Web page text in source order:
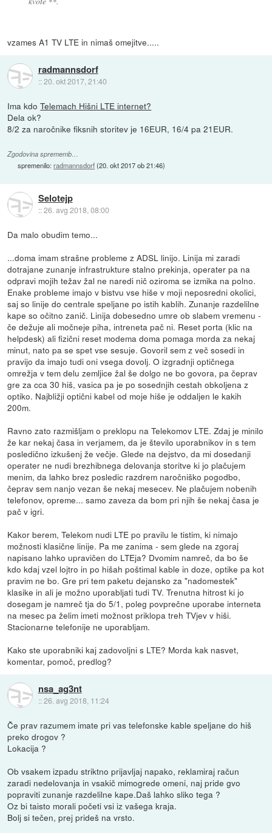
vzames A1 TV LTE in nimaš omejitve.....
radmannsdorf
::20. okt 2017, 21:40
Ima kdoTelemach Hišni LTE internet?
Dela ok?
8/2 za naročnike fiksnih storitev je 16EUR, 16/4 pa 21EUR.
Zgodovina sprememb…
spremenilo:radmannsdorf(20. okt 2017 ob 21:46)
Selotejp
::26. avg 2018, 08:00
Da malo obudim temo...
...doma imam strašne probleme z ADSL linijo. Linija mi zaradi
dotrajane zunanje infrastrukture stalno prekinja, operater pa na
odpravi mojih težav žal ne naredi nič oziroma se izmika na polno.
Enake probleme imajo v bistvu vse hiše v moji neposredni okolici,
saj so linije do centrale speljane po istih kablih. Zunanje razdelilne
kape so očitno zanič. Linija dobesedno umre ob slabem vremenu -
če dežuje ali močneje piha, intreneta pač ni. Reset porta (klic na
helpdesk) ali fizični reset modema doma pomaga morda za nekaj
minut, nato pa se spet vse sesuje. Govoril sem z več sosedi in
pravijo da imajo tudi oni vsega dovolj. O izgradnji optičnega
omrežja v tem delu zemljice žal še dolgo ne bo govora, pa čeprav
gre za cca 30 hiš, vasica pa je po sosednjih cestah obkoljena z
optiko. Najbližji optični kabel od moje hiše je oddaljen le kakih
200m.
Ravno zato razmišljam o preklopu na Telekomov LTE. Zdaj je minilo
že kar nekaj časa in verjamem, da je število uporabnikov in s tem
posledično izkušenj že večje. Glede na dejstvo, da mi dosedanji
operater ne nudi brezhibnega delovanja storitve ki jo plačujem
menim, da lahko brez posledic razdrem naročniško pogodbo,
čeprav sem nanjo vezan še nekaj mesecev. Ne plačujem nobenih
telefonov, opreme... samo zaveza da bom pri njih še nekaj časa je
pač v igri.
Kakor berem, Telekom nudi LTE po pravilu le tistim, ki nimajo
možnosti klasične linije. Pa me zanima - sem glede na zgoraj
napisano lahko upravičen do LTEja? Dvomim namreč, da bo še
kdo kdaj vzel lojtro in po hišah poštimal kable in doze, optike pa kot
pravim ne bo. Gre pri tem paketu dejansko za "nadomestek"
klasike in ali je možno uporabljati tudi TV. Trenutna hitrost ki jo
dosegam je namreč tja do 5/1, poleg povprečne uporabe interneta
na mesec pa želim imeti možnost priklopa treh TVjev v hiši.
Stacionarne telefonije ne uporabljam.
Kako ste uporabniki kaj zadovoljni s LTE? Morda kak nasvet,
komentar, pomoč, predlog?
nsa_ag3nt
::26. avg 2018, 11:24
Če prav razumem imate pri vas telefonske kable speljane do hiš
preko drogov ?
Lokacija ?
Ob vsakem izpadu striktno prijavljaj napako, reklamiraj račun
zaradi nedelovanja in vsakič mimogrede omeni, naj pride gvo
popraviti zunanje razdelilne kape.Daš lahko sliko tega ?
Oz bi taisto morali početi vsi iz vašega kraja.
Bolj si tečen, prej prideš na vrsto.